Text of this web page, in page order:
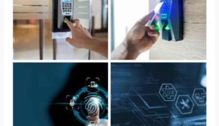
Akses
dan
Mengapa
Ini
Jadi